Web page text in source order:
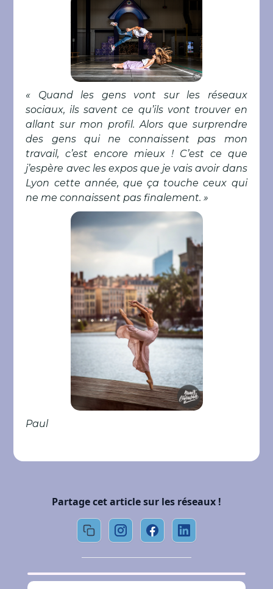
« Quand les gens vont sur les réseaux
sociaux, ils savent ce qu’ils vont trouver en
allant sur mon profil. Alors que surprendre
des gens qui ne connaissent pas mon
travail, c’est encore mieux ! C’est ce que
j’espère avec les expos que je vais avoir dans
Lyon cette année, que ça touche ceux qui
ne me connaissent pas finalement. »
Paul
Partage cet article sur les réseaux !